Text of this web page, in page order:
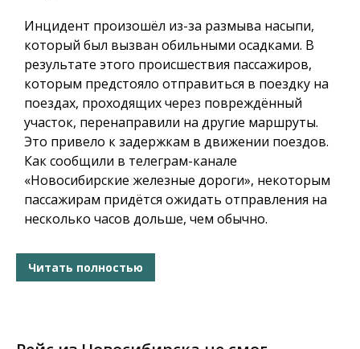
Инцидент произошёл из-за размыва насыпи,
который был вызван обильными осадками. В
результате этого происшествия пассажиров,
которым предстояло отправиться в поездку на
поездах, проходящих через повреждённый
участок, перенаправили на другие маршруты.
Это привело к задержкам в движении поездов.
Как сообщили в телеграм-канале
«Новосибирские железные дороги», некоторым
пассажирам придётся ожидать отправления на
несколько часов дольше, чем обычно.
Читать полностью